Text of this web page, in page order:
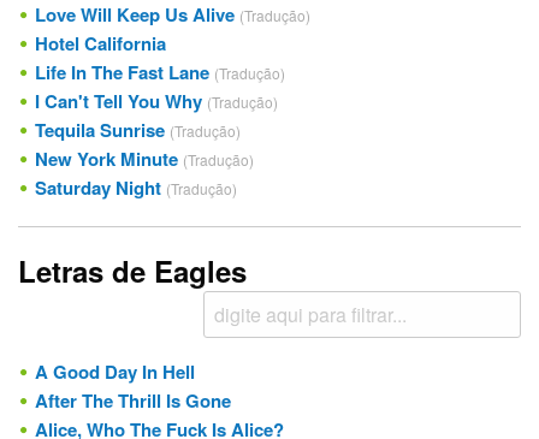
Love Will Keep Us Alive (Tradução)
Hotel California
Life In The Fast Lane (Tradução)
I Can't Tell You Why (Tradução)
Tequila Sunrise (Tradução)
New York Minute (Tradução)
Saturday Night (Tradução)
Letras de Eagles
A Good Day In Hell
After The Thrill Is Gone
Alice, Who The Fuck Is Alice?